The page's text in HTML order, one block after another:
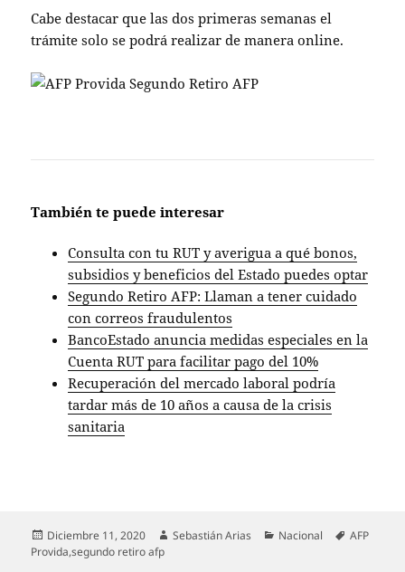
Cabe destacar que las dos primeras semanas el
trámite solo se podrá realizar de manera online.
También te puede interesar
Consulta con tu RUT y averigua a qué bonos,
subsidios y beneficios del Estado puedes optar
Segundo Retiro AFP: Llaman a tener cuidado
con correos fraudulentos
BancoEstado anuncia medidas especiales en la
Cuenta RUT para facilitar pago del 10%
Recuperación del mercado laboral podría
tardar más de 10 años a causa de la crisis
sanitaria
Publicado
el
Diciembre 11, 2020 Autor
Sebastián Arias Categorías
Nacional Etiquetas
AFP
Provida,segundo retiro afp